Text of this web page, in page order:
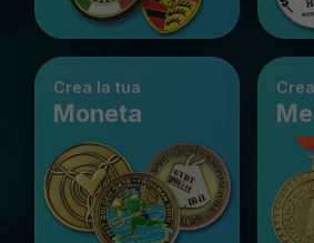
Crea la tua
Moneta